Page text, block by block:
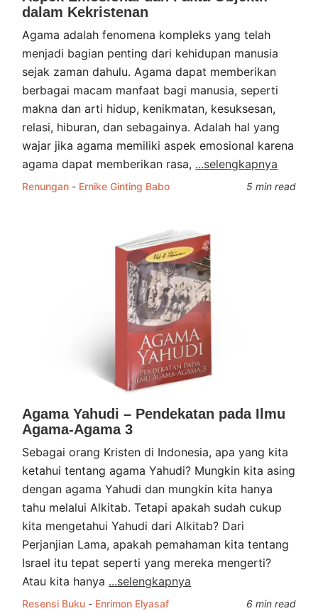
dalam Kekristenan
Agama adalah fenomena kompleks yang telah
menjadi bagian penting dari kehidupan manusia
sejak zaman dahulu. Agama dapat memberikan
berbagai macam manfaat bagi manusia, seperti
makna dan arti hidup, kenikmatan, kesuksesan,
relasi, hiburan, dan sebagainya. Adalah hal yang
wajar jika agama memiliki aspek emosional karena
agama dapat memberikan rasa, ...selengkapnya
Renungan - Ernike Ginting Babo 5 min read
Agama Yahudi – Pendekatan pada Ilmu
Agama-Agama 3
Sebagai orang Kristen di Indonesia, apa yang kita
ketahui tentang agama Yahudi? Mungkin kita asing
dengan agama Yahudi dan mungkin kita hanya
tahu melalui Alkitab. Tetapi apakah sudah cukup
kita mengetahui Yahudi dari Alkitab? Dari
Perjanjian Lama, apakah pemahaman kita tentang
Israel itu tepat seperti yang mereka mengerti?
Atau kita hanya ...selengkapnya
Resensi Buku - Enrimon Elyasaf 6 min read